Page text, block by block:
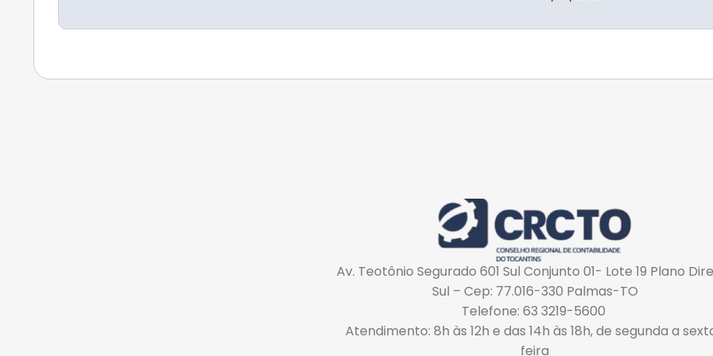
Av. Teotônio Segurado 601 Sul Conjunto 01- Lote 19 Plano
Sul – Cep: 77.016-330 Palmas-TO
Telefone: 63 3219-5600
Atendimento: 8h às 12h e das 14h às 18h, de segunda a
feira